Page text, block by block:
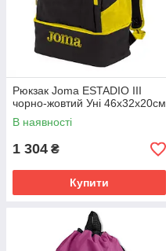
Рюкзак Joma ESTADIO III
чорно-жовтий Уні 46х32х20см
В наявності
1 304 ₴
Купити